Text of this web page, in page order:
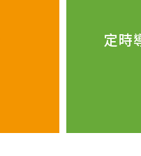
定時